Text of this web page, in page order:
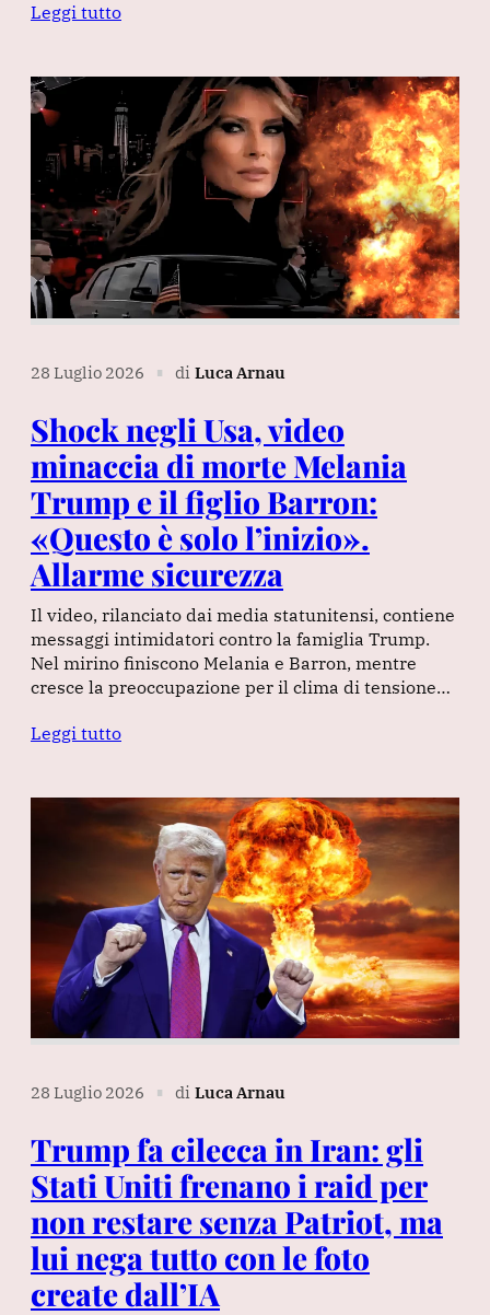
Leggi tutto
28 Luglio 2026 ∎ di Luca Arnau
Shock negli Usa, video
minaccia di morte Melania
Trump e il figlio Barron:
«Questo è solo l’inizio».
Allarme sicurezza
Il video, rilanciato dai media statunitensi, contiene
messaggi intimidatori contro la famiglia Trump.
Nel mirino finiscono Melania e Barron, mentre
cresce la preoccupazione per il clima di tensione…
Leggi tutto
28 Luglio 2026 ∎ di Luca Arnau
Trump fa cilecca in Iran: gli
Stati Uniti frenano i raid per
non restare senza Patriot, ma
lui nega tutto con le foto
create dall’IA